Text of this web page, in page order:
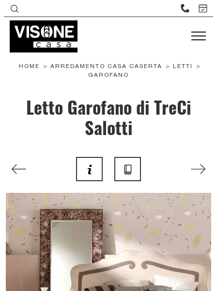
HOME > ARREDAMENTO CASA CASERTA > LETTI
>
GAROFANO
Letto Garofano di TreCi
Salotti